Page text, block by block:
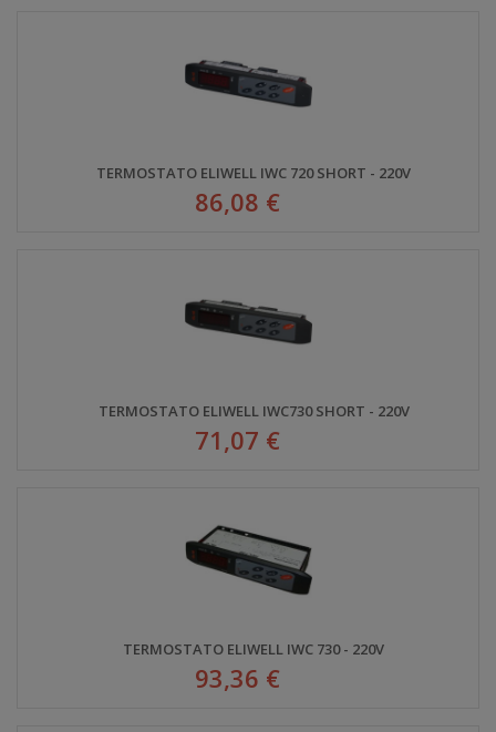
TERMOSTATO ELIWELL IWC 720 SHORT - 220V
86,08 €
TERMOSTATO ELIWELL IWC730 SHORT - 220V
71,07 €
TERMOSTATO ELIWELL IWC 730 - 220V
93,36 €